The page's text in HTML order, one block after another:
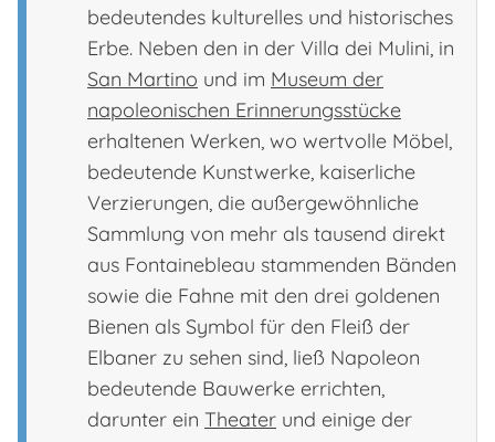
bedeutendes kulturelles und historisches
Erbe. Neben den in der Villa dei Mulini, in
San Martino und im Museum der
napoleonischen Erinnerungsstücke
erhaltenen Werken, wo wertvolle Möbel,
bedeutende Kunstwerke, kaiserliche
Verzierungen, die außergewöhnliche
Sammlung von mehr als tausend direkt
aus Fontainebleau stammenden Bänden
sowie die Fahne mit den drei goldenen
Bienen als Symbol für den Fleiß der
Elbaner zu sehen sind, ließ Napoleon
bedeutende Bauwerke errichten,
darunter ein Theater und einige der